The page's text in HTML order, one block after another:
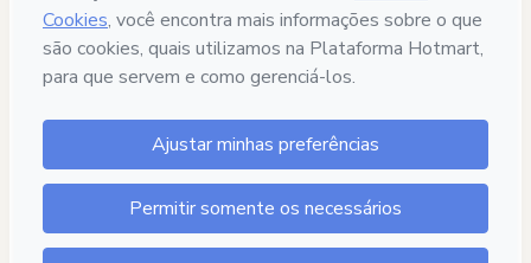
2026-08-07T06:33:44.575Z
REF.
DIAS
21